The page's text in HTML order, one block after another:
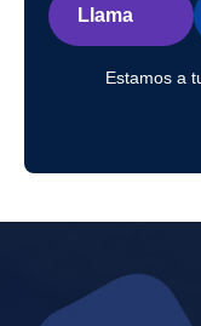
Llama
Estamos a